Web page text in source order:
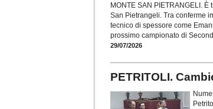
MONTE SAN PIETRANGELI.
San Pietrangeli. Tra conferme
tecnico di spessore come
prossimo campionato di
29/07/2026
PETRITOLI.